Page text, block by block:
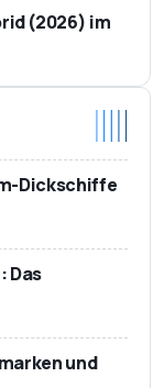
(2026) im
Dickschiffe
Das
und